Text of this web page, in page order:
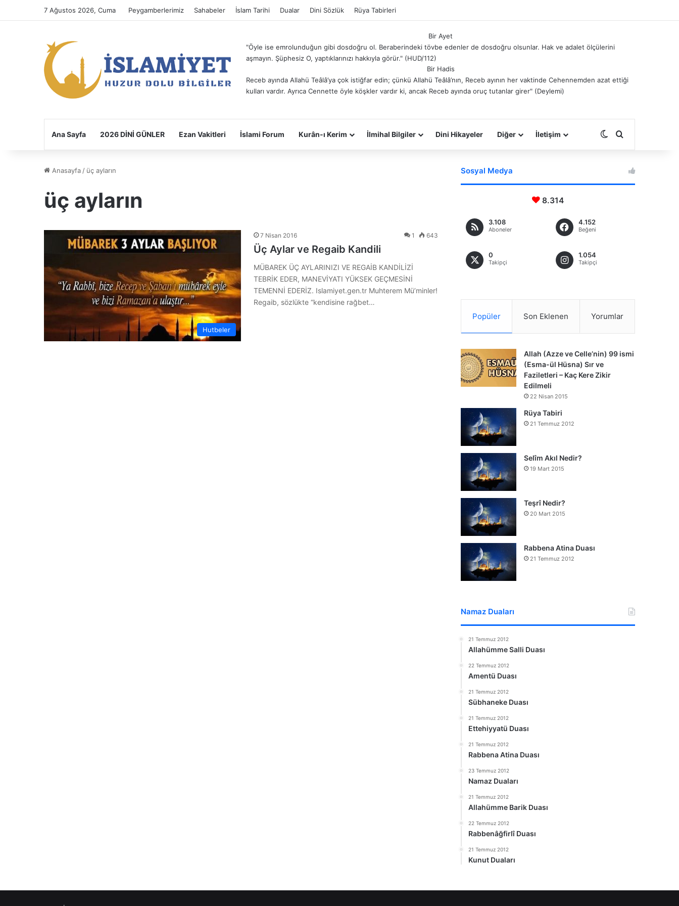
7 Ağustos 2026, Cuma Peygamberlerimiz Sahabeler İslam Tarihi Dualar Dini Sözlük Rüya Tabirleri
Bir Ayet
"Öyle ise emrolunduğun gibi dosdoğru ol. Beraberindeki tövbe edenler de dosdoğru olsunlar. Hak ve adalet ölçülerini
aşmayın. Şüphesiz O, yaptıklarınızı hakkıyla görür." (HUD/112)
Bir Hadis
Receb ayında Allahü Teâlâ’ya çok istiğfar edin; çünkü Allahü Teâlâ’nın, Receb ayının her vaktinde Cehennemden azat ettiği
kulları vardır. Ayrıca Cennette öyle köşkler vardır ki, ancak Receb ayında oruç tutanlar girer" (Deylemi)
Ana Sayfa 2026 DİNİ GÜNLER Ezan Vakitleri İslami Forum Kurân-ı Kerim İlmihal Bilgiler Dini Hikayeler Diğer İletişim Dış görünümü
Anasayfa / üç ayların
üç ayların
Hutbeler
7 Nisan 2016 1 643
Üç Aylar ve Regaib Kandili
MÜBAREK ÜÇ AYLARINIZI VE REGAİB KANDİLİZİ
TEBRİK EDER, MANEVİYATI YÜKSEK GEÇMESİNİ
TEMENNİ EDERİZ. Islamiyet.gen.tr Muhterem Mü’minler!
Regaib, sözlükte “kendisine rağbet…
Sosyal Medya
8.314
3.108
Aboneler
4.152
Beğeni
0
Takipçi
1.054
Takipçi
Popüler Son Eklenen Yorumlar
Allah (Azze ve Celle’nin) 99 ismi
(Esma-ül Hüsna) Sır ve
Faziletleri – Kaç Kere Zikir
Edilmeli
22 Nisan 2015
Rüya Tabiri
21 Temmuz 2012
Selîm Akıl Nedir?
19 Mart 2015
Teşrî Nedir?
20 Mart 2015
Rabbena Atina Duası
21 Temmuz 2012
Namaz Duaları
21 Temmuz 2012
Allahümme Salli Duası
22 Temmuz 2012
Amentü Duası
21 Temmuz 2012
Sübhaneke Duası
21 Temmuz 2012
Ettehiyyatü Duası
21 Temmuz 2012
Rabbena Atina Duası
23 Temmuz 2012
Namaz Duaları
21 Temmuz 2012
Allahümme Barik Duası
22 Temmuz 2012
Rabbenâğfirlî Duası
21 Temmuz 2012
Kunut Duaları